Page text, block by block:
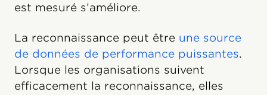
est mesuré s’améliore.
La reconnaissance peut être une source
de données de performance puissantes.
Lorsque les organisations suivent
efficacement la reconnaissance, elles